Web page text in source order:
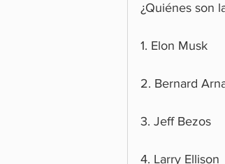
¿Quiénes son
1. Elon Musk
2. Bernard
3. Jeff Bezos
4. Larry Ellison